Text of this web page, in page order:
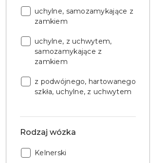
Rodzaj
drzwi:
uchylne, samozamykające z
zamkiem
Rodzaj
drzwi:
uchylne, z uchwytem,
samozamykające z
zamkiem
Rodzaj
drzwi:
z podwójnego, hartowanego
szkła, uchylne, z uchwytem
Rodzaj wózka
Rodzaj
Kelnerski